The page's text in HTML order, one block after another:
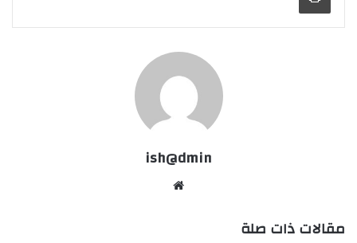
ish@dmin
مقالات ذات صلة